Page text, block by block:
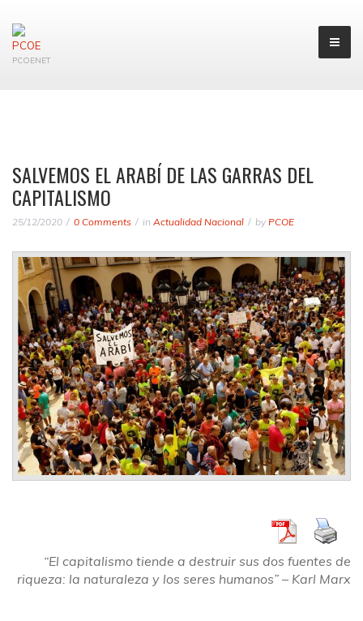
PCOENET
SALVEMOS EL ARABÍ DE LAS GARRAS DEL
CAPITALISMO
25/12/2020 0 Comments in Actualidad Nacional by PCOE
“El capitalismo tiende a destruir sus dos fuentes de
riqueza: la naturaleza y los seres humanos” – Karl Marx